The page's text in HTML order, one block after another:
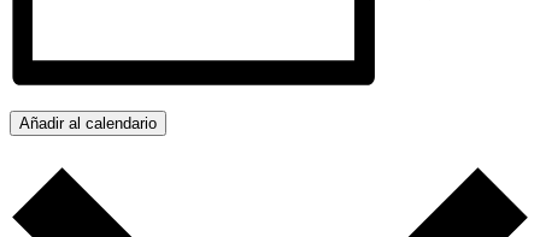
Añadir al calendario